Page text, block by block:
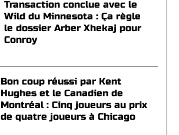
Transaction conclue avec le
Wild du Minnesota : Ça règle
le dossier Arber Xhekaj pour
Conroy
Bon coup réussi par Kent
Hughes et le Canadien de
Montréal : Cinq joueurs au prix
de quatre joueurs à Chicago